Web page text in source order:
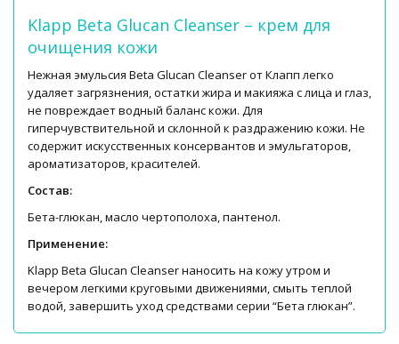
Klapp Beta Glucan Cleanser – крем для
очищения кожи
Нежная эмульсия Beta Glucan Cleanser от Клапп легко
удаляет загрязнения, остатки жира и макияжа с лица и глаз,
не повреждает водный баланс кожи. Для
гиперчувствительной и склонной к раздражению кожи. Не
содержит искусственных консервантов и эмульгаторов,
ароматизаторов, красителей.
Состав:
Бета-глюкан, масло чертополоха, пантенол.
Применение:
Klapp Beta Glucan Cleanser наносить на кожу утром и
вечером легкими круговыми движениями, смыть теплой
водой, завершить уход средствами серии “Бета глюкан”.